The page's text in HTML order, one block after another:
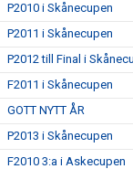
P2010 i Skånecupen
P2011 i Skånecupen
P2012 till Final i
F2011 i Skånecupen
GOTT NYTT ÅR
P2013 i Skånecupen
F2010 3:a i Askecupen